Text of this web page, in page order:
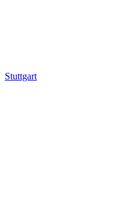
Stuttgart